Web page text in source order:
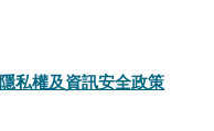
隱私權及資訊安全政策